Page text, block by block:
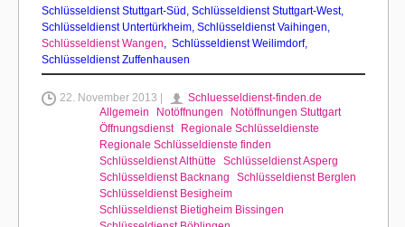
Schlüsseldienst Stuttgart-Süd, Schlüsseldienst Stuttgart-West,
Schlüsseldienst Untertürkheim, Schlüsseldienst Vaihingen,
Schlüsseldienst Wangen, Schlüsseldienst Weilimdorf,
Schlüsseldienst Zuffenhausen
22. November 2013 |
Schluesseldienst-finden.de
Allgemein
Notöffnungen
Notöffnungen Stuttgart
Öffnungsdienst
Regionale Schlüsseldienste
Regionale Schlüsseldienste finden
Schlüsseldienst Althütte
Schlüsseldienst Asperg
Schlüsseldienst Backnang
Schlüsseldienst Berglen
Schlüsseldienst Besigheim
Schlüsseldienst Bietigheim Bissingen